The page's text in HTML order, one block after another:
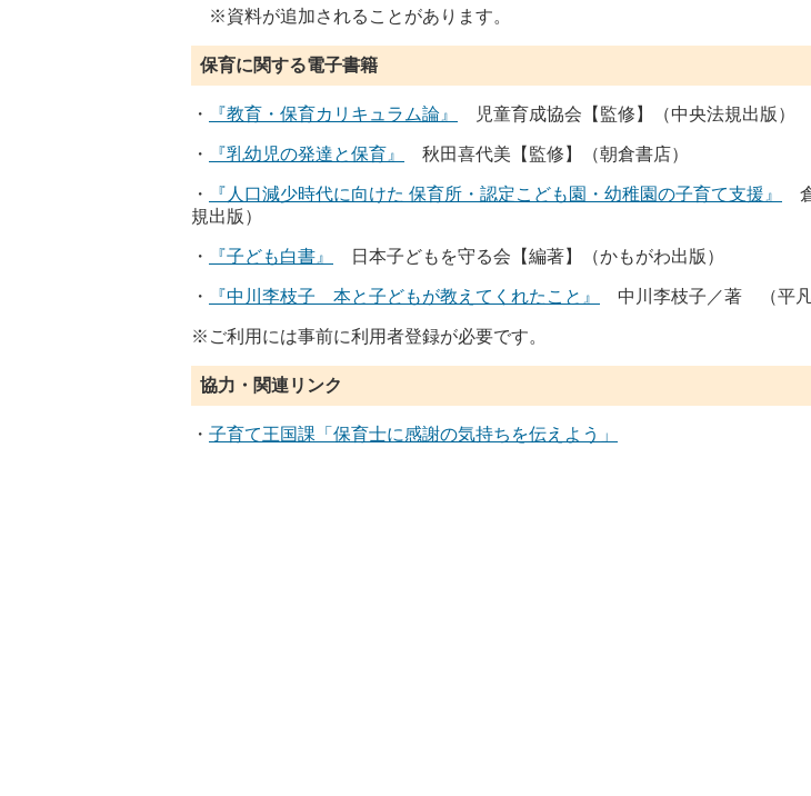
※資料が追加されることがあります。
保育に関する電子書籍
・ 『教育・保育カリキュラム論』 児童育成協会【監修】（中央法規出版）
・ 『乳幼児の発達と保育』 秋田喜代美【監修】（朝倉書店）
・ 『人口減少時代に向けた 保育所・認定こども園・幼稚園の子育て支援』
規出版）
・ 『子ども白書』 日本子どもを守る会【編著】（かもがわ出版）
・ 『中川李枝子 本と子どもが教えてくれたこと』 中川李枝子／著 （平凡
※ご利用には事前に利用者登録が必要です。
協力・関連リンク
・ 子育て王国課「保育士に感謝の気持ちを伝えよう」